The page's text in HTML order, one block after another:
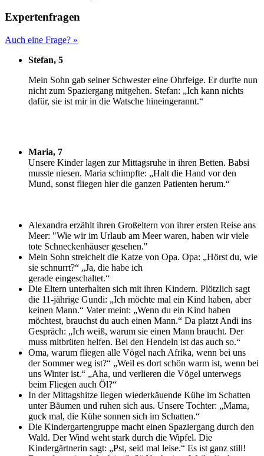
Expertenfragen
Auch eine Frage? »
Stefan, 5
Mein Sohn gab seiner Schwester eine Ohrfeige. Er durfte nun
nicht zum Spaziergang mitgehen. Stefan: „Ich kann nichts
dafür, sie ist mir in die Watsche hineingerannt.“
Maria, 7
Unsere Kinder lagen zur Mittagsruhe in ihren Betten. Babsi
musste niesen. Maria schimpfte: „Halt die Hand vor den
Mund, sonst fliegen hier die ganzen Patienten herum.“
Alexandra erzählt ihren Großeltern von ihrer ersten Reise ans
Meer: "Wie wir im Urlaub am Meer waren, haben wir viele
tote Schneckenhäuser gesehen."
Mein Sohn streichelt die Katze von Opa. Opa: „Hörst du, wie
sie schnurrt?“ „Ja, die habe ich
gerade eingeschaltet.“
Die Eltern unterhalten sich mit ihren Kindern. Plötzlich sagt
die 11-jährige Gundi: „Ich möchte mal ein Kind haben, aber
keinen Mann.“ Vater meint: „Wenn du ein Kind haben
möchtest, brauchst du auch einen Mann.“ Da platzt Andi ins
Gespräch: „Ich weiß, warum sie einen Mann braucht. Der
muss mitbrüten helfen. Bei den Hendeln ist das auch so.“
Oma, warum fliegen alle Vögel nach Afrika, wenn bei uns
der Sommer weg ist?“ „Weil es dort schön warm ist, wenn bei
uns Winter ist.“ „Aha, und verlieren die Vögel unterwegs
beim Fliegen auch Öl?“
In der Mittagshitze liegen wiederkäuende Kühe im Schatten
unter Bäumen und ruhen sich aus. Unsere Tochter: „Mama,
guck mal, die Kühe sonnen sich im Schatten.“
Die Kindergartengruppe macht einen Spaziergang durch den
Wald. Der Wind weht stark durch die Wipfel. Die
Kindergärtnerin sagt: „Pst, seid mal leise.“ Es ist ganz still!